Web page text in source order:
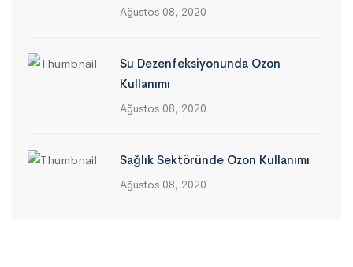
Ağustos 08, 2020
Su Dezenfeksiyonunda Ozon
Kullanımı
Ağustos 08, 2020
Sağlık Sektöründe Ozon Kullanımı
Ağustos 08, 2020